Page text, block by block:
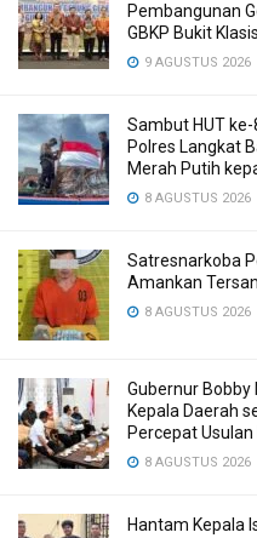
Pembangunan
GBKP Bukit
9 AGUSTUS 2026
Sambut HUT ke-
Polres Langkat
Merah Putih
8 AGUSTUS 2026
Satresnarkoba
Amankan
8 AGUSTUS 2026
Gubernur Bobby
Kepala Daerah
Percepat Usulan
8 AGUSTUS 2026
Hantam Kepala